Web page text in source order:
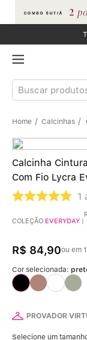
Buscar produtos
Calcinhas
Calcinha
Com Fio Lycra
1
COLEÇÃO EVERYDAY |
R$ 84,90ou em 1
Cor selecionada:
PROVADOR
Selecione um
TERMOS
1º Sutiãs
2º
Sutiã
5º